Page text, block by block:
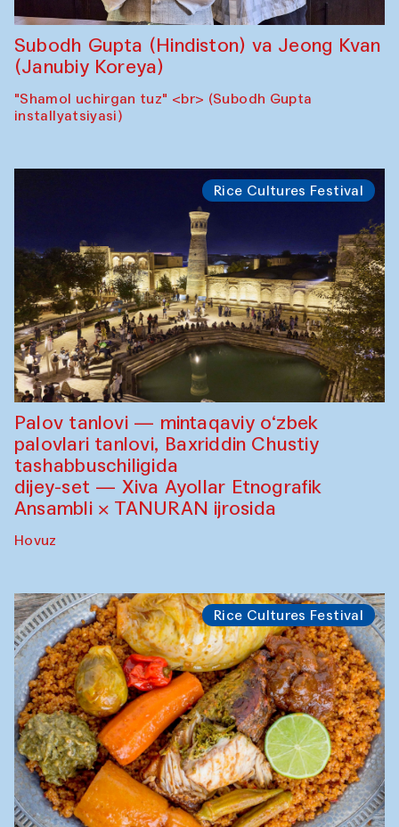
Subodh Gupta (Hindiston) va Jeong Kvan
(Janubiy Koreya)
"Shamol uchirgan tuz" <br> (Subodh Gupta
installyatsiyasi)
Rice Cultures Festival
Palov tanlovi — mintaqaviy o‘zbek
palovlari tanlovi, Baxriddin Chustiy
tashabbuschiligida
dijey-set — Xiva Ayollar Etnografik
Ansambli × TANURAN ijrosida
Hovuz
Rice Cultures Festival